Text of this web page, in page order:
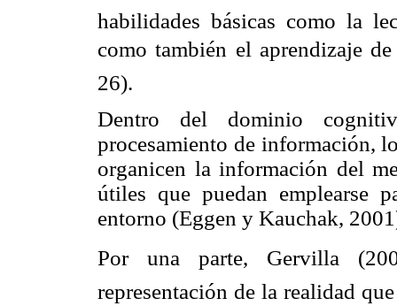
habilidades básicas como la
como también el aprendizaje
26).
Dentro del dominio
procesamiento de información,
organicen la información del
útiles que puedan emplearse
entorno (Eggen y Kauchak,
Por una parte, Gervilla
representación de la realidad